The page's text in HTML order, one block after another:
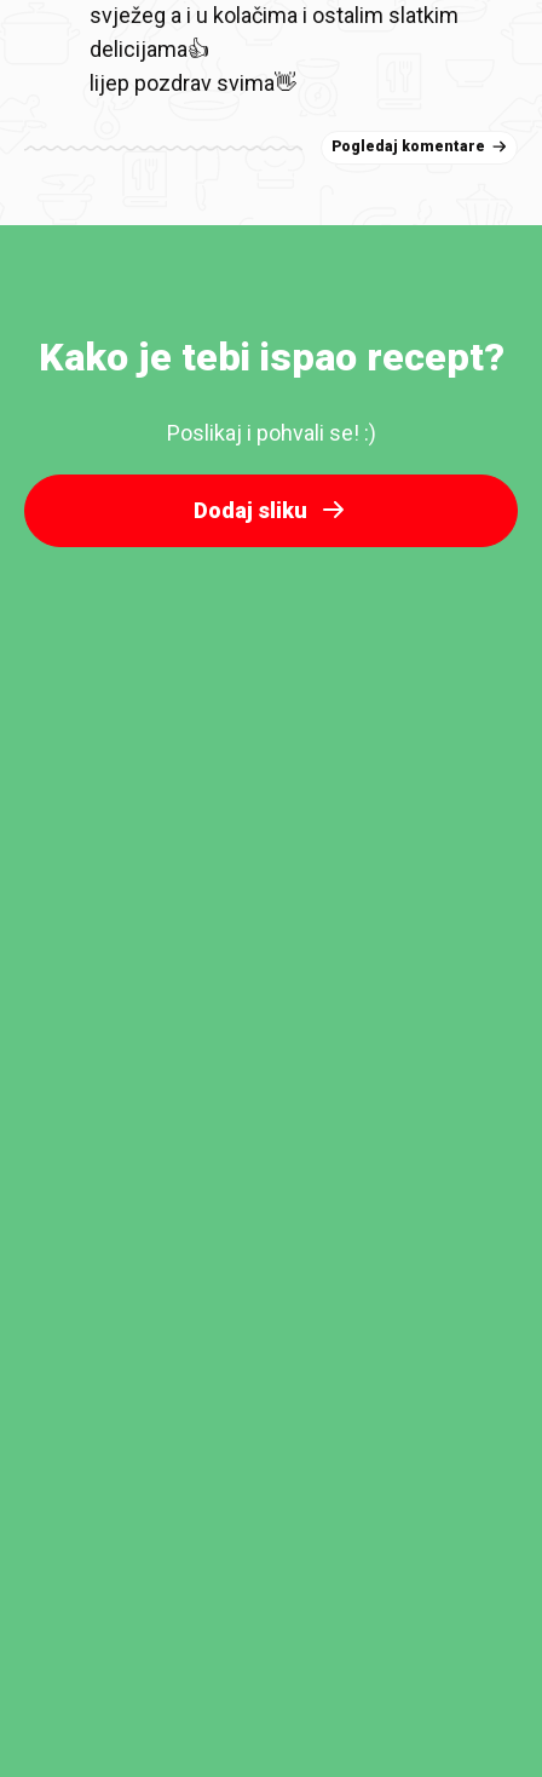
svježeg a i u kolačima i ostalim slatkim
delicijama👍
lijep pozdrav svima👋
Pogledaj komentare
Kako je tebi ispao recept?
Poslikaj i pohvali se! :)
Dodaj sliku